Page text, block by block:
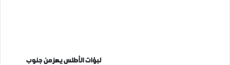
لبؤات الأطلس يهزمن جنوب